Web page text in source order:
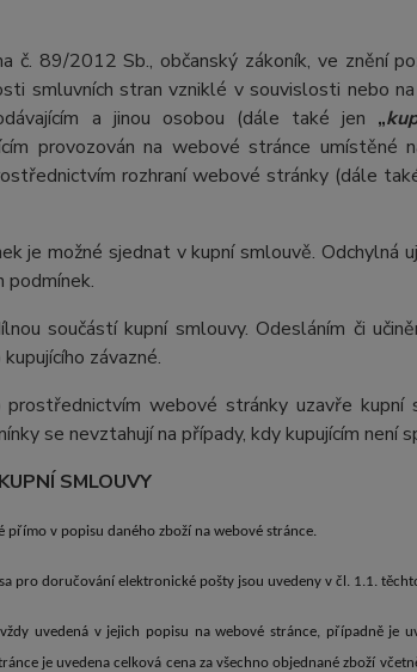
89/2012 Sb., občanský zákoník, ve znění
smluvních stran vzniklé v souvislosti nebo
a jinou osobou (dále také jen „
provozován na webové stránce umístěné
rozhraní webové stránky (dále
je možné sjednat v kupní smlouvě. Odchylná
podmínek.
součástí kupní smlouvy. Odesláním či
závazné.
webové stránky uzavře
se nevztahují na případy, kdy kupujícím není
SMLOUVY
přímo v popisu daného zboží na webové stránce.
pro doručování elektronické pošty jsou uvedeny v čl. 1.1.
uvedená v jejich popisu na webové stránce, případně je
je uvedena celková cena za všechno objednané zboží